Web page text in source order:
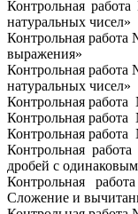
Контрольная
натуральных чисел»
Контрольная
выражения»
Контрольная
натуральных чисел»
Контрольная
Контрольная
Контрольная
Контрольная
дробей с
Контрольная
Сложение и